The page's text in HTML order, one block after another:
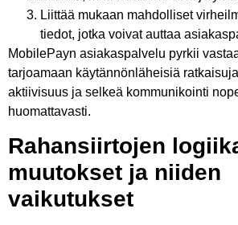
Liittää mukaan mahdolliset
tiedot, jotka voivat auttaa
MobilePayn asiakaspalvelu pyrkii
tarjoamaan käytännönläheisiä
aktiivisuus ja selkeä kommunikointi
huomattavasti.
Rahansiirtojen
muutokset ja niiden
vaikutukset